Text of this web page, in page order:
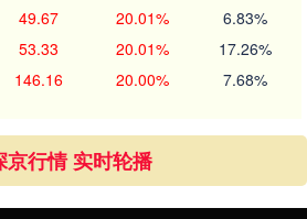
49.67 20.01% 6.83%
53.33 20.01% 17.26%
146.16 20.00% 7.68%
京行情 实时轮播